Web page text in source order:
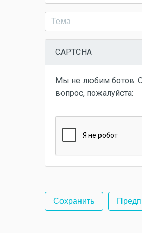
CAPTCHA
Мы не любим ботов.
вопрос, пожалуйста: